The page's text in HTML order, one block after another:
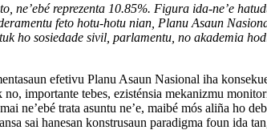
ne’ebé reprezenta 10.85%. Figura ida-ne’e
feto hotu-hotu nian, Planu Asaun
ho sosiedade sivil, parlamentu, no akademia
efetivu Planu Asaun Nasional iha
importante tebes, ezisténsia mekanizmu
ne’ebé trata asuntu ne’e, maibé mós aliña ho
sai hanesan konstrusaun paradigma foun ida